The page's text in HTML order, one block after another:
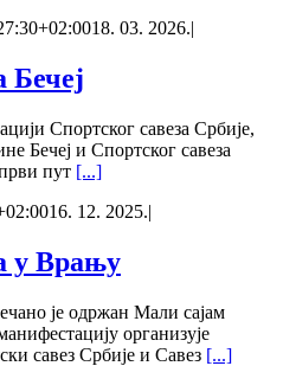
18. 03. 2026.|
Бечеј
Спортског савеза Србије,
Бечеј и Спортског савеза
пут [...]
16. 12. 2025.|
у Врању
је одржан Мали сајам
организује
савез Србије и Савез [...]